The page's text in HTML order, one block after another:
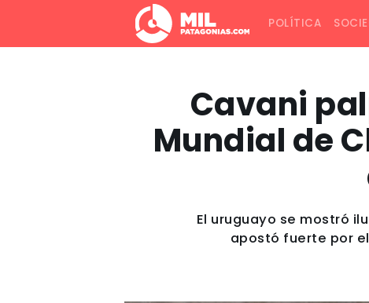
POLÍTICA
Cavani
Mundial de
El uruguayo se mostró
apostó fuerte por